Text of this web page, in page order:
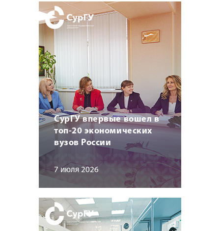
СурГУ впервые вошел в
топ-20 экономических
вузов России
7 июля 2026